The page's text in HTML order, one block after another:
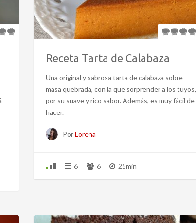
Receta Tarta de Calabaza
Una original y sabrosa tarta de calabaza sobre
masa quebrada, con la que sorprender a los tuyos,
por su suave y rico sabor. Además, es muy fácil de
hacer.
PorLorena
6 6 25min